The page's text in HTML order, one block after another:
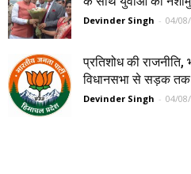
Devinder Singh - 04/
प्रतिशोध की राजनीति,
विधानसभा से सड़क तक
Devinder Singh - 04/